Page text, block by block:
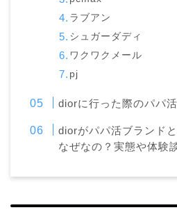
ラブアン
シュガーダディ
ワクワクメール
pj
diorに行った際のパパ
diorがパパ活ブランド
なぜなの？実態や体験